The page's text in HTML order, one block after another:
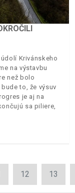
Krivánskeho
na výstavbu
než bolo
to, že výsuv
je aj na
sa piliere,
12 13